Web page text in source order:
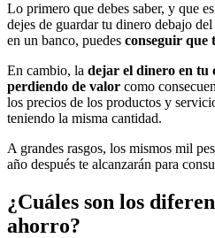
Lo primero que debes saber, y que
dejes de guardar tu dinero debajo
en un banco, puedes conseguir que
En cambio, la dejar el dinero en tu
perdiendo de valor como
los precios de los productos y
teniendo la misma cantidad.
A grandes rasgos, los mismos mil
año después te alcanzarán para
¿Cuáles son los
ahorro?